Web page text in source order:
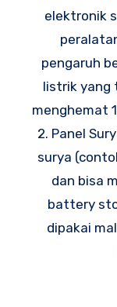
elektronik
pengaruh
listrik yang
menghemat
2. Panel
surya
dan bisa
battery
dipakai